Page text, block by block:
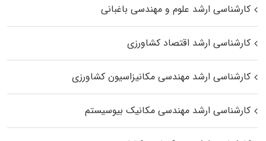
کارشناسی ارشد علوم و مهندسی باغبانی
کارشناسی ارشد اقتصاد کشاورزی
کارشناسی ارشد مهندسی مکانیزاسیون کشاورزی
کارشناسی ارشد مهندسی مکانیک بیوسیستم